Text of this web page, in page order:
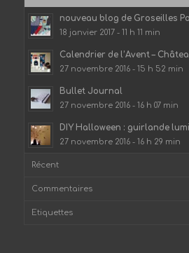
nouveau blog de Groseilles
18 janvier 2017 - 11 h 11 min
Calendrier de l’Avent –
27 novembre 2016 - 15 h 52 min
Bullet Journal
27 novembre 2016 - 16 h 07 min
DIY Halloween : guirlande
27 novembre 2016 - 16 h 29 min
Récent
Commentaires
Etiquettes